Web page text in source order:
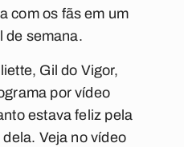
com os fãs em um
de semana.
Gil do Vigor,
por vídeo
estava feliz pela
Veja no vídeo